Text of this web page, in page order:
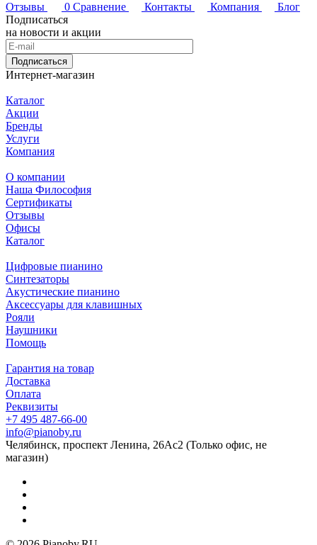
Отзывы
0 Сравнение Контакты Компания
Блог
Подписаться
на новости и акции
Подписаться
Интернет-магазин
Каталог
Акции
Бренды
Услуги
Компания
О компании
Наша Философия
Сертификаты
Отзывы
Офисы
Каталог
Цифровые пианино
Синтезаторы
Акустические пианино
Аксессуары для клавишных
Рояли
Наушники
Помощь
Гарантия на товар
Доставка
Оплата
Реквизиты
+7 495 487-66-00
info@pianoby.ru
Челябинск, проспект Ленина, 26Ас2 (Только офис, не
магазин)